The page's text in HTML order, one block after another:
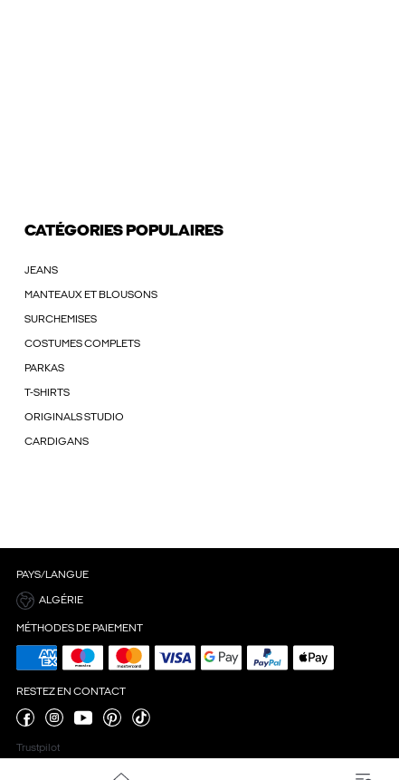
CATÉGORIES POPULAIRES
JEANS
MANTEAUX ET BLOUSONS
SURCHEMISES
COSTUMES COMPLETS
PARKAS
T-SHIRTS
ORIGINALS STUDIO
CARDIGANS
PAYS/LANGUE
ALGÉRIE
MÉTHODES DE PAIEMENT
RESTEZ EN CONTACT
Trustpilot